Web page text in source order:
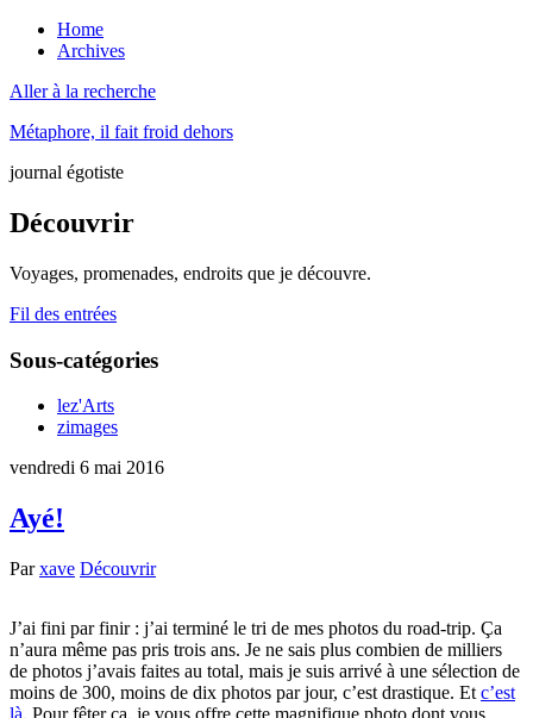
Home
Archives
Aller à la recherche
Métaphore, il fait froid dehors
journal égotiste
Découvrir
Voyages, promenades, endroits que je découvre.
Fil des entrées
Sous-catégories
lez'Arts
zimages
vendredi 6 mai 2016
Ayé!
Parxave Découvrir
J’ai fini par finir : j’ai terminé le tri de mes photos du road-trip. Ça
n’aura même pas pris trois ans. Je ne sais plus combien de milliers
de photos j’avais faites au total, mais je suis arrivé à une sélection de
moins de 300, moins de dix photos par jour, c’est drastique. Et c’est
là. Pour fêter ça, je vous offre cette magnifique photo dont vous